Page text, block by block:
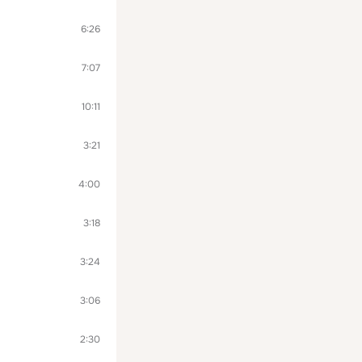
6:26
7:07
10:11
3:21
4:00
3:18
3:24
3:06
2:30